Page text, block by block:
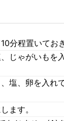
分程置いてお
じゃがいもを
塩、卵を入れ
ます。